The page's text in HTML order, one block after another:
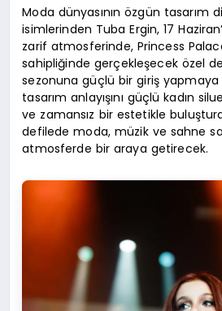
Moda dünyasının özgün tasarım
isimlerinden Tuba Ergin, 17
zarif atmosferinde, Princess
sahipliğinde gerçekleşecek özel
sezonuna güçlü bir giriş yapmaya
tasarım anlayışını güçlü kadın
ve zamansız bir estetikle
defilede moda, müzik ve sahne
atmosferde bir araya getirecek.